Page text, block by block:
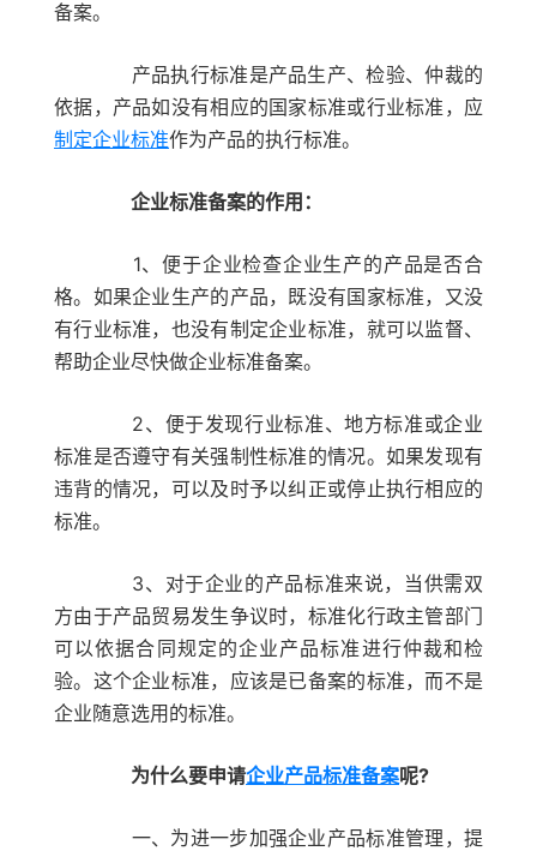
备案。
产品执行标准是产品生产、检验、仲裁的
依据，产品如没有相应的国家标准或行业标准，应
制定企业标准作为产品的执行标准。
企业标准备案的作用：
1、便于企业检查企业生产的产品是否合
格。如果企业生产的产品，既没有国家标准，又没
有行业标准，也没有制定企业标准，就可以监督、
帮助企业尽快做企业标准备案。
2、便于发现行业标准、地方标准或企业
标准是否遵守有关强制性标准的情况。如果发现有
违背的情况，可以及时予以纠正或停止执行相应的
标准。
3、对于企业的产品标准来说，当供需双
方由于产品贸易发生争议时，标准化行政主管部门
可以依据合同规定的企业产品标准进行仲裁和检
验。这个企业标准，应该是已备案的标准，而不是
企业随意选用的标准。
为什么要申请企业产品标准备案呢?
一、为进一步加强企业产品标准管理，提